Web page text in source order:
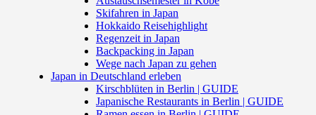
Skifahren in Japan
Hokkaido Reisehighlight
Regenzeit in Japan
Backpacking in Japan
Wege nach Japan zu gehen
Japan in Deutschland erleben
Kirschblüten in Berlin | GUIDE
Japanische Restaurants in Berlin | GUIDE